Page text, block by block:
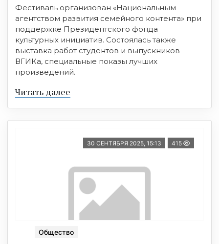
Фестиваль организован «Национальным
агентством развития семейного контента» при
поддержке Президентского фонда
культурных инициатив. Состоялась также
выставка работ студентов и выпускников
ВГИКа, специальные показы лучших
произведений.
Читать далее
30 СЕНТЯБРЯ 2025, 15:13 415
Общество